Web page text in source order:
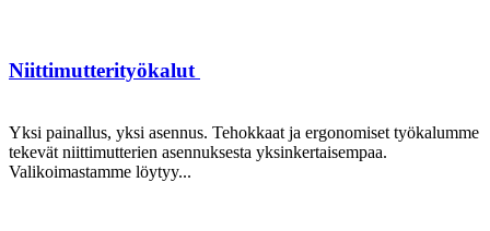
Niittimutterityökalut
Yksi painallus, yksi asennus. Tehokkaat ja ergonomiset työkalumme
tekevät niittimutterien asennuksesta yksinkertaisempaa.
Valikoimastamme löytyy...